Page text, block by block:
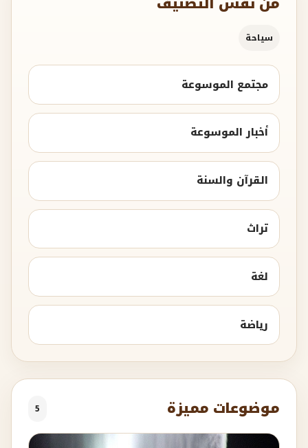
سياحة
مجتمع الموسوعة
أخبار الموسوعة
القرآن والسنة
تراث
لغة
رياضة
موضوعات مميزة 5